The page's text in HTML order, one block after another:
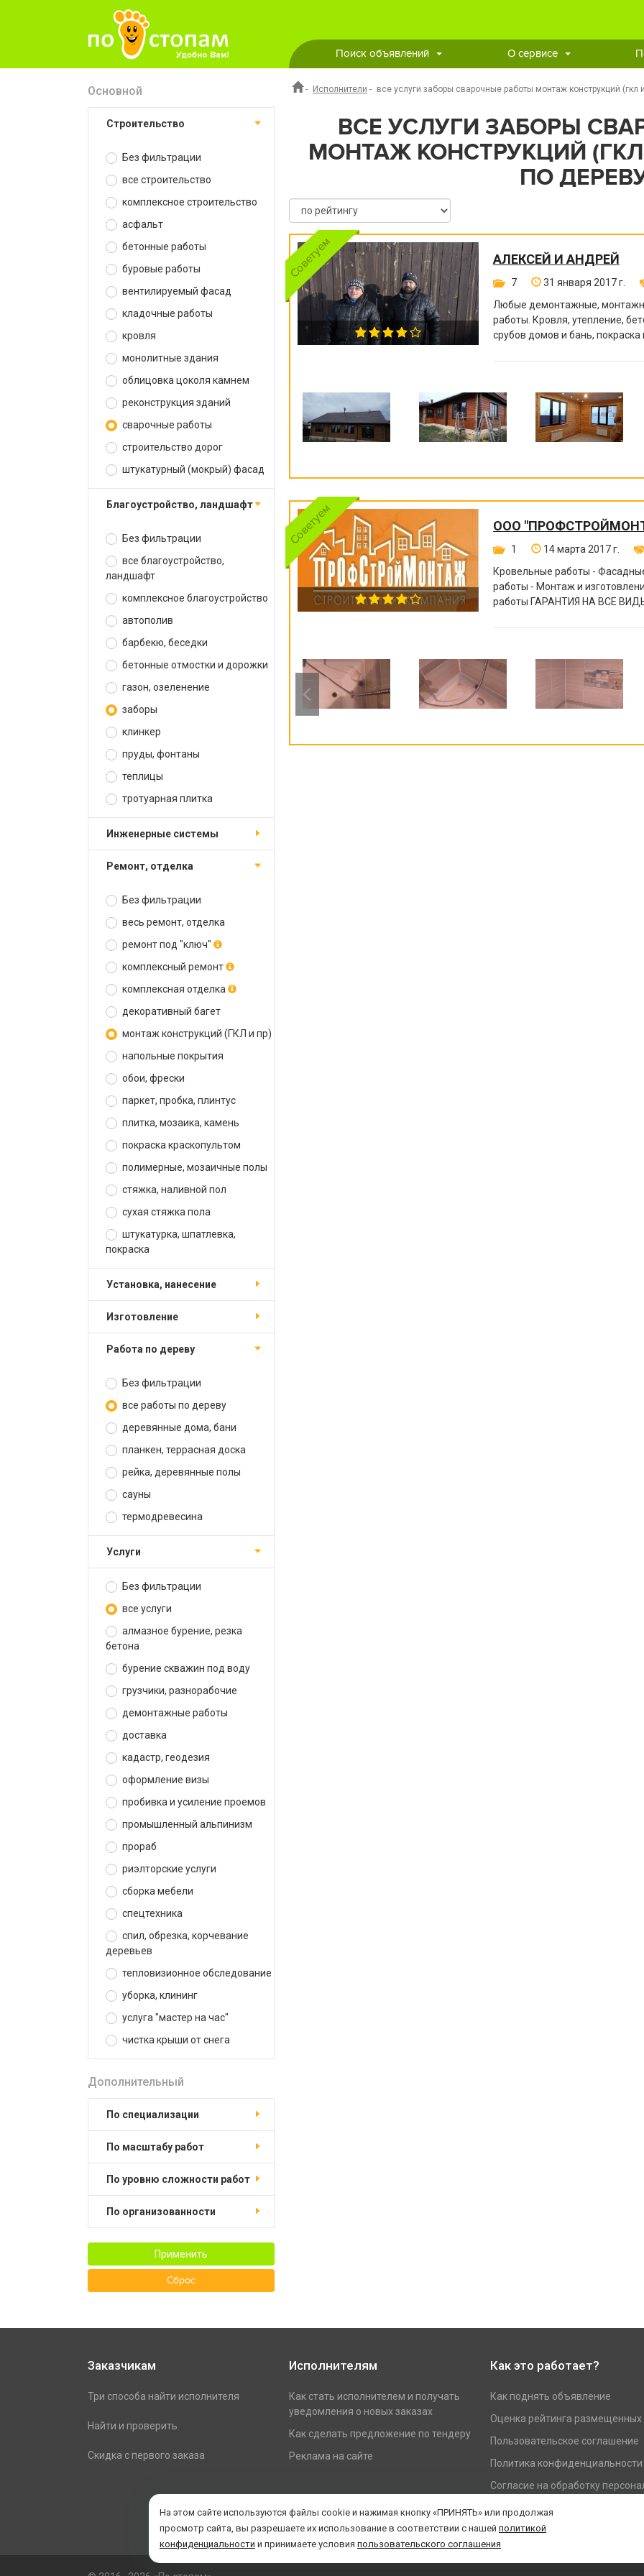
Поиск объявлений О сервисе
Основной
строительство
Без фильтрации
все строительство
комплексное строительство
асфальт
бетонные работы
буровые работы
вентилируемый фасад
кладочные работы
кровля
монолитные здания
облицовка цоколя камнем
реконструкция зданий
сварочные работы
строительство дорог
штукатурный (мокрый) фасад
благоустройство, ландшафт
Без фильтрации
все благоустройство,
ландшафт
комплексное благоустройство
автополив
барбекю, беседки
бетонные отмостки и дорожки
газон, озеленение
заборы
клинкер
пруды, фонтаны
теплицы
тротуарная плитка
инженерные системы
ремонт, отделка
Без фильтрации
весь ремонт, отделка
ремонт под "ключ"
комплексный ремонт
комплексная отделка
декоративный багет
монтаж конструкций (ГКЛ и пр)
напольные покрытия
обои, фрески
паркет, пробка, плинтус
плитка, мозаика, камень
покраска краскопультом
полимерные, мозаичные полы
стяжка, наливной пол
сухая стяжка пола
штукатурка, шпатлевка,
покраска
установка, нанесение
изготовление
работа по дереву
Без фильтрации
все работы по дереву
деревянные дома, бани
планкен, террасная доска
рейка, деревянные полы
сауны
термодревесина
услуги
Без фильтрации
все услуги
алмазное бурение, резка
бетона
бурение скважин под воду
грузчики, разнорабочие
демонтажные работы
доставка
кадастр, геодезия
оформление визы
пробивка и усиление проемов
промышленный альпинизм
прораб
риэлторские услуги
сборка мебели
спецтехника
спил, обрезка, корчевание
деревьев
тепловизионное обследование
уборка, клининг
услуга "мастер на час"
чистка крыши от снега
Дополнительный
по специализации
по масштабу работ
по уровню сложности работ
по организованности
Применить
Сброс
- Исполнители - все услуги заборы сварочные работы монтаж конструкций (гкл
ВСЕ УСЛУГИ ЗАБОРЫ
МОНТАЖ КОНСТРУКЦИЙ
ПО
АЛЕКСЕЙ И АНДРЕЙ
7 31 января 2017 г.
Любые демонтажные,
работы. Кровля, утепление,
срубов домов и бань,
ООО
1 14 марта 2017 г.
Кровельные работы -
работы - Монтаж и
работы ГАРАНТИЯ НА ВСЕ
Заказчикам
Три способа найти исполнителя
Найти и проверить
Скидка с первого заказа
Исполнителям
Как стать исполнителем и получать
уведомления о новых заказах
Как сделать предложение по тендеру
Реклама на сайте
Как это работает?
Как поднять объявление
Оценка рейтинга размещенных
Пользовательское соглашение
Политика конфиденциальности
Согласие на обработку
На этом сайте используются файлы cookie и нажимая кнопку «ПРИНЯТЬ» или продолжая
просмотр сайта, вы разрешаете их использование в соответствии с нашей политикой
конфиденциальности и принимаете условия пользовательского соглашения